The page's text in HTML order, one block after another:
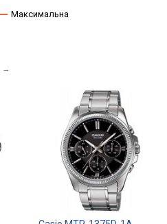
Максимальна
→